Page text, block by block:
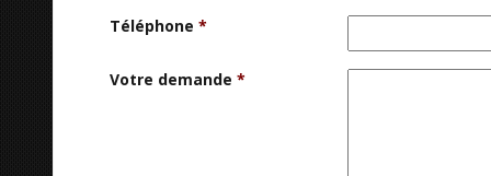
Téléphone *
Votre demande *